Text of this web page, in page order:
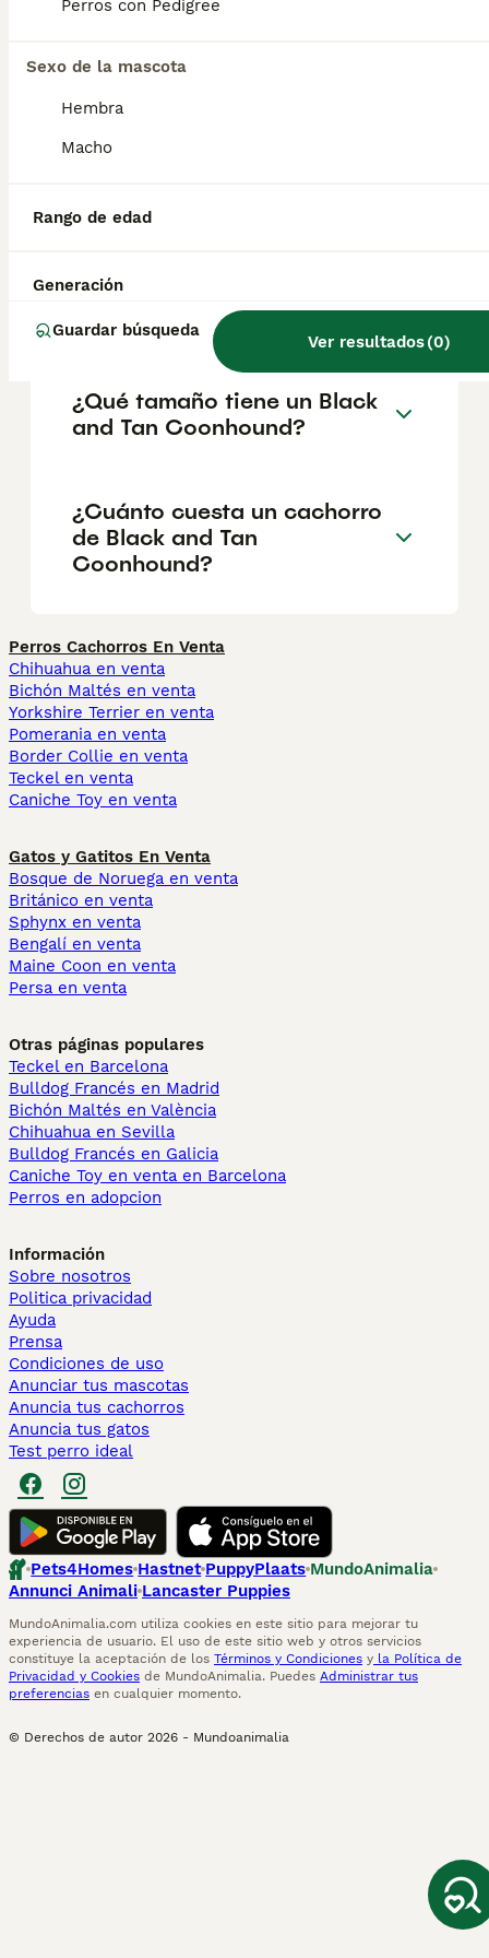
Perros con Pedigree
Sexo de la mascota
Hembra
Macho
Rango de edad
Generación
Guardar búsqueda
Ver resultados(0)
salud del Black and Tan Coonhound es la
pueden convertirse en problemas.
¿Qué significa black and tan
and Tan Coonhound les
gusta que los acaricien?
¿Qué tamaño tiene un Black
and Tan Coonhound?
¿Cuánto cuesta un cachorro
de Black and Tan
Coonhound?
Perros Cachorros En Venta
Chihuahua en venta
Bichón Maltés en venta
Yorkshire Terrier en venta
Pomerania en venta
Border Collie en venta
Teckel en venta
Caniche Toy en venta
Gatos y Gatitos En Venta
Bosque de Noruega en venta
Británico en venta
Sphynx en venta
Bengalí en venta
Maine Coon en venta
Persa en venta
Otras páginas populares
Teckel en Barcelona
Bulldog Francés en Madrid
Bichón Maltés en València
Chihuahua en Sevilla
Bulldog Francés en Galicia
Caniche Toy en venta en Barcelona
Perros en adopcion
Información
Sobre nosotros
Politica privacidad
Ayuda
Prensa
Condiciones de uso
Anunciar tus mascotas
Anuncia tus cachorros
Anuncia tus gatos
Test perro ideal
Pets4Homes Hastnet PuppyPlaats MundoAnimalia
Annunci Animali Lancaster Puppies
MundoAnimalia.com utiliza cookies en este sitio para mejorar tu
experiencia de usuario. El uso de este sitio web y otros servicios
constituye la aceptación de los Términos y Condiciones y la Política de
Privacidad y Cookies de MundoAnimalia. Puedes Administrar tus
preferencias en cualquier momento.
© Derechos de autor 2026 - Mundoanimalia